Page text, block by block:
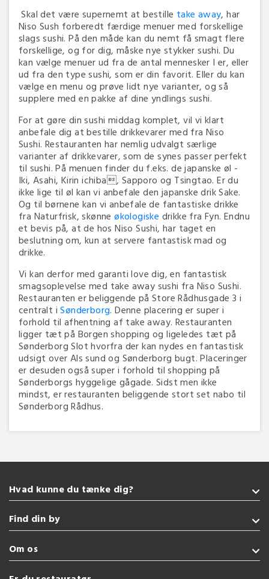
Skal det være supernemt at bestille take away, har
Niso Sush forberedt færdige menuer med forskellige
slags sushi. På den måde kan du nemt få smagt flere
forskellige, og for dig, måske nye stykker sushi. Du
kan vælge menuer ud fra de antal mennesker I er, eller
ud fra den type sushi, som er din favorit. Eller du kan
vælge en menu og prøve lidt nye varianter, og så
supplere med en pakke af dine yndlings sushi.
For at gøre din sushi middag komplet, vil vi klart
anbefale dig at bestille drikkevarer med fra Niso
Sushi. Restauranten har nemlig udvalgt særlige
varianter af drikkevarer, som de synes passer perfekt
til sushi. På menuen finder du f.eks. de japanske øl -
Iki, Asahi, Kirin ichiba, Sapporo og Tsingtao. Er du
ikke lige til øl kan vi anbefale den japanske drik Sake.
Og til børnene kan vi anbefale de fantastiske drikke
fra Naturfrisk, skønneøkologiske drikke fra Fyn. Endnu
et bevis på, at de hos Niso Sushi, har taget en
beslutning om, kun at servere fantastisk mad og
drikke.
Vi kan derfor med garanti love dig, en fantastisk
smagsoplevelse med take away sushi fra Niso Sushi.
Restauranten er beliggende på Store Rådhusgade 3 i
centralt iSønderborg. Denne placering er super i
forhold til afhentning af take away. Restauranten
ligger tæt på Borgen shopping og ligeledes tæt på
Sønderborg Slot hvorfra der kan nydes en fantastisk
udsigt over Als sund og Sønderborg bugt. Placeringer
er desuden også super i forhold til shopping på
Sønderborgs hyggelige gågade. Sidst men ikke
mindst, er restauranten beliggende stort set nabo til
Sønderborg Rådhus.
Hvad kunne du tænke dig?
Takeaway
Burger
Indisk
Find din by
Sønderborg
Kolding
Om os
Handelsbetingelser